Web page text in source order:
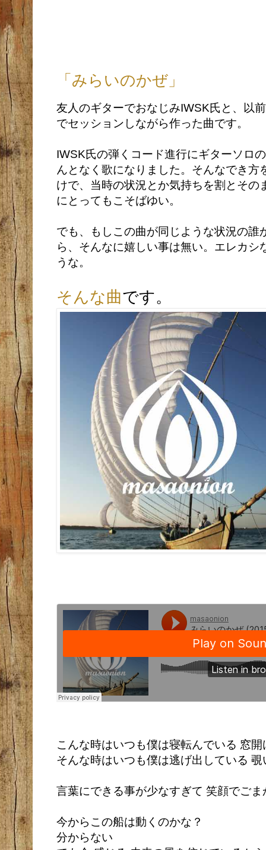
「みらいのかぜ」
友人のギターでおなじみIWSK氏と、以
でセッションしながら作った曲です。
IWSK氏の弾くコード進行にギターソロ
んとなく歌になりました。そんなでき
けで、当時の状況とか気持ちを割とそ
にとってもこそばゆい。
でも、もしこの曲が同じような状況の誰
ら、そんなに嬉しい事は無い。エレカ
うな。
そんな曲です。
こんな時はいつも僕は寝転んでいる 窓
そんな時はいつも僕は逃げ出している
言葉にできる事が少なすぎて 笑顔でご
今からこの船は動くのかな？
分からない